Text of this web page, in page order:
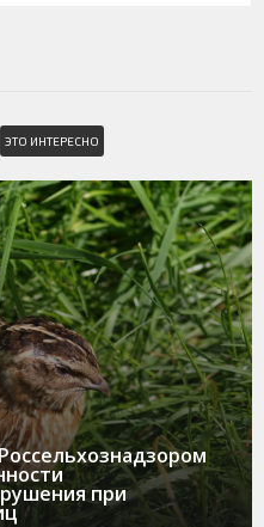
ЭТО ИНТЕРЕСНО
при